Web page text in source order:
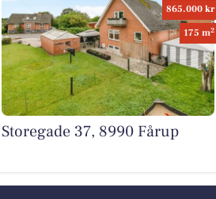
865.000 kr
175 m2
Storegade 37, 8990 Fårup